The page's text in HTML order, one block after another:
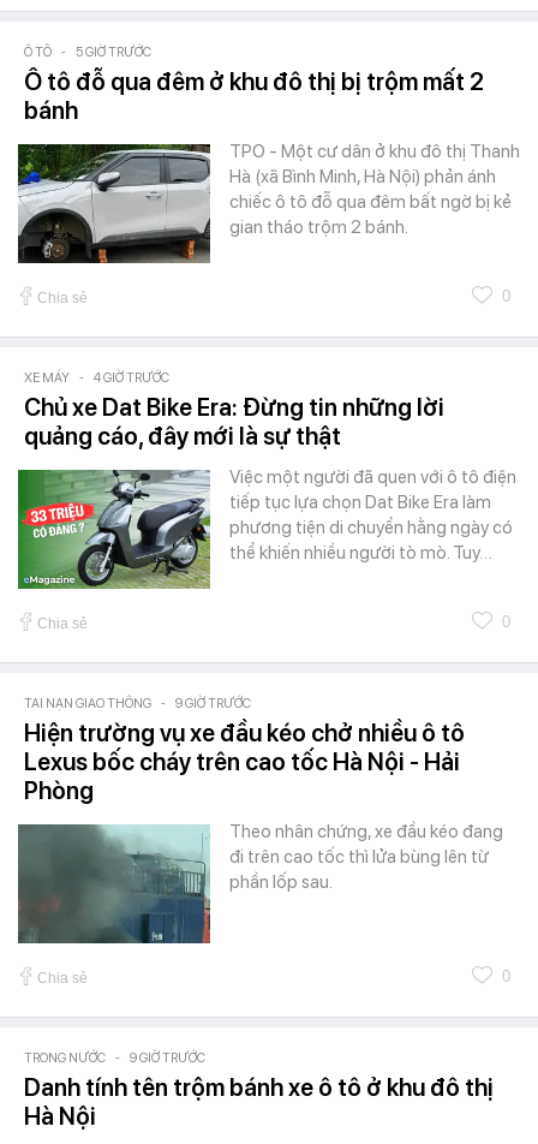
Ô TÔ - 5 GIỜ TRƯỚC
Ô tô đỗ qua đêm ở khu đô thị bị trộm mất 2
bánh
TPO - Một cư dân ở khu đô thị Thanh
Hà (xã Bình Minh, Hà Nội) phản ánh
chiếc ô tô đỗ qua đêm bất ngờ bị kẻ
gian tháo trộm 2 bánh.
Chia sẻ 0
XE MÁY - 4 GIỜ TRƯỚC
Chủ xe Dat Bike Era: Đừng tin những lời
quảng cáo, đây mới là sự thật
Việc một người đã quen với ô tô điện
tiếp tục lựa chọn Dat Bike Era làm
phương tiện di chuyển hằng ngày có
thể khiến nhiều người tò mò. Tuy…
Chia sẻ 0
TAI NẠN GIAO THÔNG - 9 GIỜ TRƯỚC
Hiện trường vụ xe đầu kéo chở nhiều ô tô
Lexus bốc cháy trên cao tốc Hà Nội - Hải
Phòng
Theo nhân chứng, xe đầu kéo đang
đi trên cao tốc thì lửa bùng lên từ
phần lốp sau.
Chia sẻ 0
TRONG NƯỚC - 9 GIỜ TRƯỚC
Danh tính tên trộm bánh xe ô tô ở khu đô thị
Hà Nội